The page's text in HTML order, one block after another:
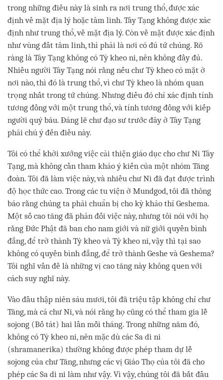
trong những điều này là sinh ra nơi trung thổ, được xác
định về mặt địa lý hoặc tâm linh. Tây Tạng không được xác
định như trung thổ, về mặt địa lý. Còn về mặt được xác định
như vùng đất tâm linh, thì phải là nơi có đủ tứ chúng. Rõ
ràng là Tây Tạng không có Tỳ kheo ni, nên không đầy đủ.
Nhiều người Tây Tạng nói rằng nếu chư Tỳ kheo có mặt ở
nơi nào, thì đó là trung thổ, vì chư Tỳ kheo là nhóm quan
trọng nhất trong tứ chúng. Nhưng điều đó chỉ xác định tính
tương đồng với một trung thổ, và tính tương đồng với kiếp
người quý báu. Đáng lẽ chư đạo sư trước đây ở Tây Tạng
phải chú ý đến điều này.
Tôi có thể khởi xướng việc cải thiện giáo dục cho chư Ni Tây
Tạng, mà không cần tham khảo ý kiến của một nhóm Tăng
đoàn. Tôi đã làm việc này, và nhiều chư Ni đã đạt được trình
độ học thức cao. Trong các tu viện ở Mundgod, tôi đã thông
báo rằng chúng ta phải chuẩn bị cho kỳ khảo thí Geshema.
Một số cao tăng đã phản đối việc này, nhưng tôi nói với họ
rằng Đức Phật đã ban cho nam giới và nữ giới quyền bình
đẳng, để trở thành Tỳ kheo và Tỳ kheo ni, vậy thì tại sao
không có quyền bình đẳng, để trở thành Geshe và Geshema?
Tôi nghĩ vấn đề là những vị cao tăng này không quen với
cách suy nghĩ này.
Vào đầu thập niên sáu mươi, tôi đã triệu tập không chỉ chư
Tăng, mà cả chư Ni, và nói rằng họ cũng có thể tham gia lễ
sojong (Bố tát) hai lần mỗi tháng. Trong những năm đó,
không có Tỳ kheo ni, nên mặc dù các Sa di ni
(shramanerika) thường không được phép tham dự lễ
sojong của chư Tăng, nhưng các vị Giáo Thọ của tôi đã cho
phép các Sa di ni làm như vậy. Vì vậy, chúng tôi đã bắt đầu